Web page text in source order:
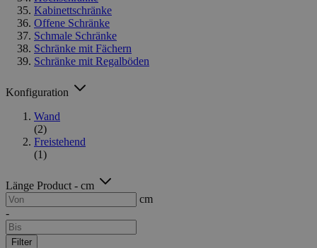
Kabinettschränke
Offene Schränke
Schmale Schränke
Schränke mit Fächern
Schränke mit Regalböden
Konfiguration
Wand
(2)
Freistehend
(1)
Länge Product - cm
cm
-
Filter